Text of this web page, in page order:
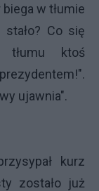
w tłumie
Co się
tłumu ktoś
ujawnia".
kurz
zostało już